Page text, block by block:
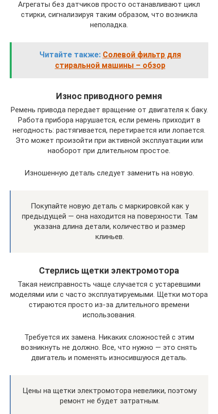
Агрегаты без датчиков просто останавливают цикл
стирки, сигнализируя таким образом, что возникла
неполадка.
Читайте также: Солевой фильтр для
стиральной машины – обзор
Износ приводного ремня
Ремень привода передает вращение от двигателя к баку.
Работа прибора нарушается, если ремень приходит в
негодность: растягивается, перетирается или лопается.
Это может произойти при активной эксплуатации или
наоборот при длительном простое.
Изношенную деталь следует заменить на новую.
Покупайте новую деталь с маркировкой как у
предыдущей — она находится на поверхности. Там
указана длина детали, количество и размер
клиньев.
Стерлись щетки электромотора
Такая неисправность чаще случается с устаревшими
моделями или с часто эксплуатируемыми. Щетки мотора
стираются просто из-за длительного времени
использования.
Требуется их замена. Никаких сложностей с этим
возникнуть не должно. Все, что нужно — это снять
двигатель и поменять износившуюся деталь.
Цены на щетки электромотора невелики, поэтому
ремонт не будет затратным.